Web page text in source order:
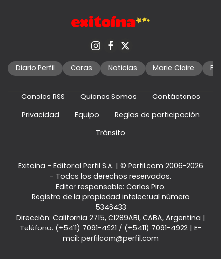
Diario Perfil Caras Noticias Marie Claire
Canales RSS Quienes Somos
Contáctenos
Privacidad
Equipo
Reglas de participación
Tránsito
Exitoina - Editorial Perfil S.A. | © Perfil.com 2006-2026
- Todos los derechos reservados.
Editor responsable: Carlos Piro.
Registro de la propiedad intelectual número
5346433
Dirección: California 2715, C1289ABI, CABA, Argentina |
Teléfono: (+5411) 7091-4921 / (+5411) 7091-4922| E-
mail: perfilcom@perfil.com